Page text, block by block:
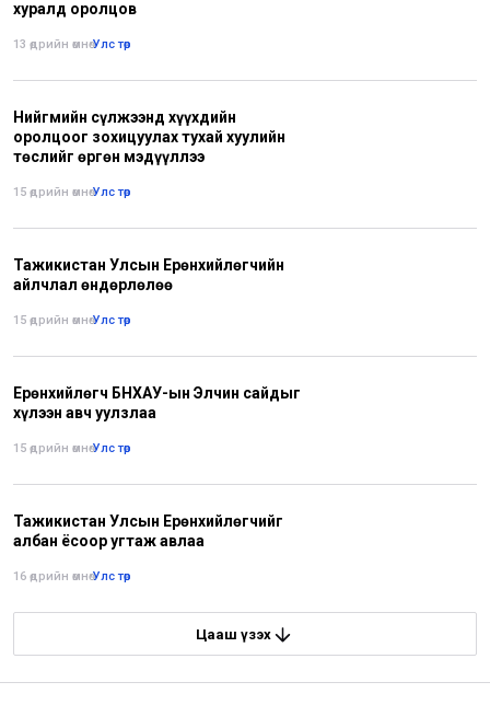
хуралд оролцов
13 өдрийн өмнө•Улс төр
Нийгмийн сүлжээнд хүүхдийн
оролцоог зохицуулах тухай хуулийн
төслийг өргөн мэдүүллээ
15 өдрийн өмнө•Улс төр
Тажикистан Улсын Ерөнхийлөгчийн
айлчлал өндөрлөлөө
15 өдрийн өмнө•Улс төр
Ерөнхийлөгч БНХАУ-ын Элчин сайдыг
хүлээн авч уулзлаа
15 өдрийн өмнө•Улс төр
Тажикистан Улсын Ерөнхийлөгчийг
албан ёсоор угтаж авлаа
16 өдрийн өмнө•Улс төр
Цааш үзэх